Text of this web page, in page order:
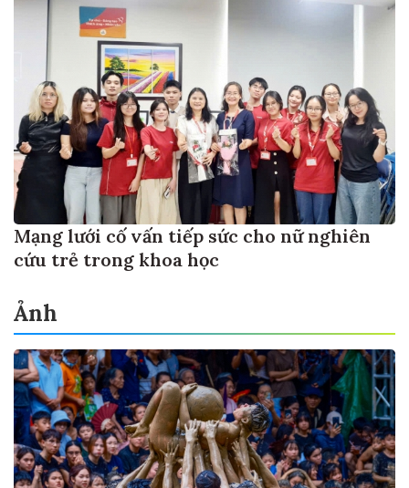
Mạng lưới cố vấn tiếp sức cho nữ nghiên
cứu trẻ trong khoa học
Ảnh